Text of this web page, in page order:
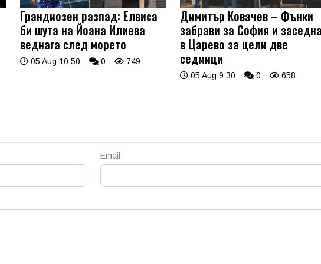
Грандиозен разпад: Елвиса
би шута на Йоана Илиева
веднага след морето
05 Aug 10:50 0 749
Димитър Ковачев – Фънки
забрави за София и
в Царево за цели две
седмици
05 Aug 9:30 0 658
Email